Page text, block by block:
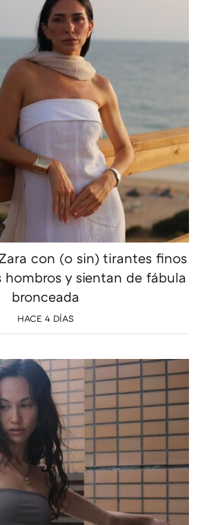
con (o sin) tirantes finos
hombros y sientan de fábula
bronceada
HACE 4 DÍAS